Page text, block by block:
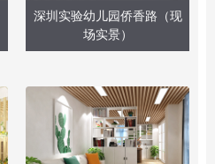
深圳实验幼儿园侨香路（现
场实景）